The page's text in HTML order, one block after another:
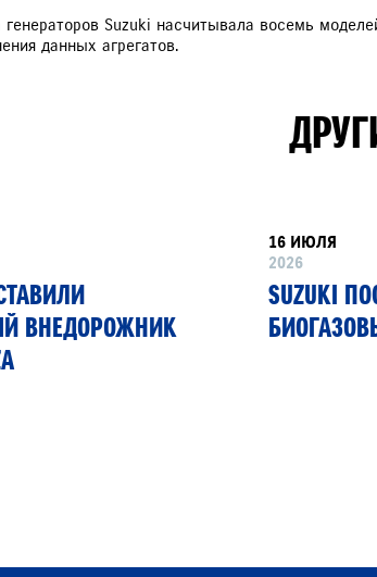
генераторов Suzuki насчитывала восемь
данных агрегатов.
ВНЕДОРОЖНИК
16 ИЮЛЯ
2026
SUZUKI